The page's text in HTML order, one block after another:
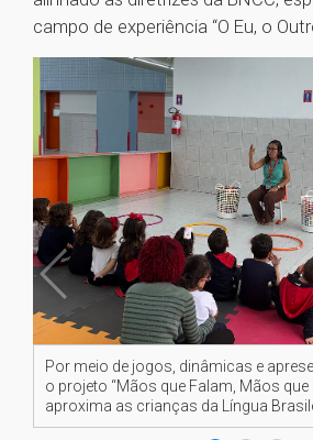
campo de experiência “O Eu, o
Por meio de jogos, dinâmicas e
o projeto “Mãos que Falam, Mãos que
aproxima as crianças da Língua